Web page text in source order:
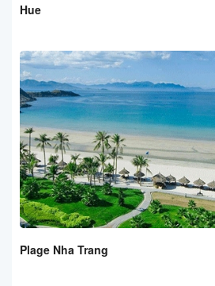
Hue
Plage Nha Trang